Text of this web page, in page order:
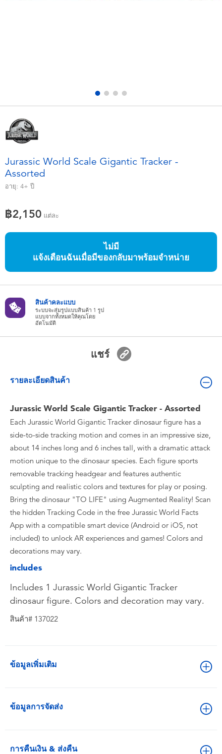
กิจกรรมกลางแจ้งและกีฬา
ของเล่นนุ่มนิ่ม
ของเล่นสำหรับเด็กทารกและวัยหัดเดิน
แบตเตอรี่
Nintendo Switch
กล่องสุ่ม
Jurassic World Scale Gigantic Tracker -
Assorted
อายุ: 4+ ปี
฿2,150 แต่ละ
ไม่มี
แจ้งเตือนฉันเมื่อมีของกลับมาพร้อมจำหน่าย
สินค้าคละแบบ
ระบบจะสุ่มรูปแบบสินค้า 1 รูป
แบบจากทั้งหมดให้คุณโดย
อัตโนมัติ
แชร์
รายละเอียดสินค้า
Jurassic World Scale Gigantic Tracker - Assorted
Each Jurassic World Gigantic Tracker dinosaur figure has a
side-to-side tracking motion and comes in an impressive size,
about 14 inches long and 6 inches tall, with a dramatic attack
motion unique to the dinosaur species. Each figure sports
removable tracking headgear and features authentic
sculpting and realistic colors and textures for play or posing.
Bring the dinosaur "TO LIFE" using Augmented Reality! Scan
the hidden Tracking Code in the free Jurassic World Facts
App with a compatible smart device (Android or iOS, not
included) to unlock AR experiences and games! Colors and
decorations may vary.
includes
Includes 1 Jurassic World Gigantic Tracker
dinosaur figure. Colors and decoration may vary.
สินค้า# 137022
ข้อมูลเพิ่มเติม
ข้อมูลการจัดส่ง
การคืนเงิน & ส่งคืน